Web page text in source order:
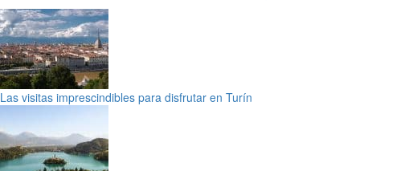
Las visitas imprescindibles para disfrutar en Turín